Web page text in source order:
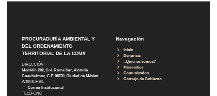
PROCURADURÍA AMBIENTAL Y
DEL ORDENAMIENTO
TERRITORIAL DE LA CDMX
DIRECCIÓN
Medellín 202, Col. Roma Sur, Alcaldía
Cuauhtémoc, C.P. 06700, Ciudad de México
WEB E-MAIL
Correo Institucional
TELÉFONO
Navegación
Inicio
Denuncia
¿Quiénes somos?
Micrositios
Comunicados
Consejo de Gobierno